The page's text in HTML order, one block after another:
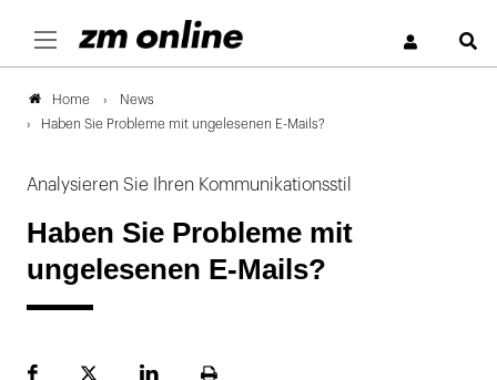
Home
News
Haben Sie Probleme mit ungelesenen E-Mails?
Analysieren Sie Ihren Kommunikationsstil
Haben Sie Probleme mit
ungelesenen E-Mails?